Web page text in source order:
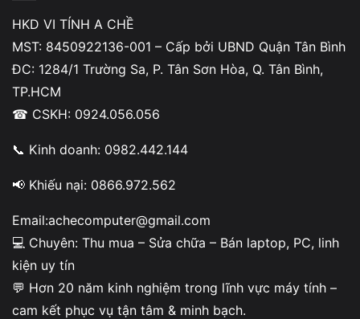
màn hình
Màn hình được test hiển thị toàn khung, kiểm
tra điểm chết, sọc màn, độ sáng và ngoại
hình. Giá thu mua được đưa ra dựa trên tình
trạng thực tế và mặt bằng giá thị trường.
Các yếu tố ảnh hưởng đến giá
Kích thước màn hình, độ phân giải, tần số
HKD VI TÍNH A CHỀ
MST: 8450922136-001 – Cấp bởi UBND Quận Tân Bình
ĐC: 1284/1 Trường Sa, P. Tân Sơn Hòa, Q. Tân Bình,
TP.HCM
☎ CSKH: 0924.056.056
📞 Kinh doanh: 0982.442.144
📢 Khiếu nại: 0866.972.562
Email:achecomputer@gmail.com
💻 Chuyên: Thu mua – Sửa chữa – Bán laptop, PC, linh
kiện uy tín
💬 Hơn 20 năm kinh nghiệm trong lĩnh vực máy tính –
cam kết phục vụ tận tâm & minh bạch.